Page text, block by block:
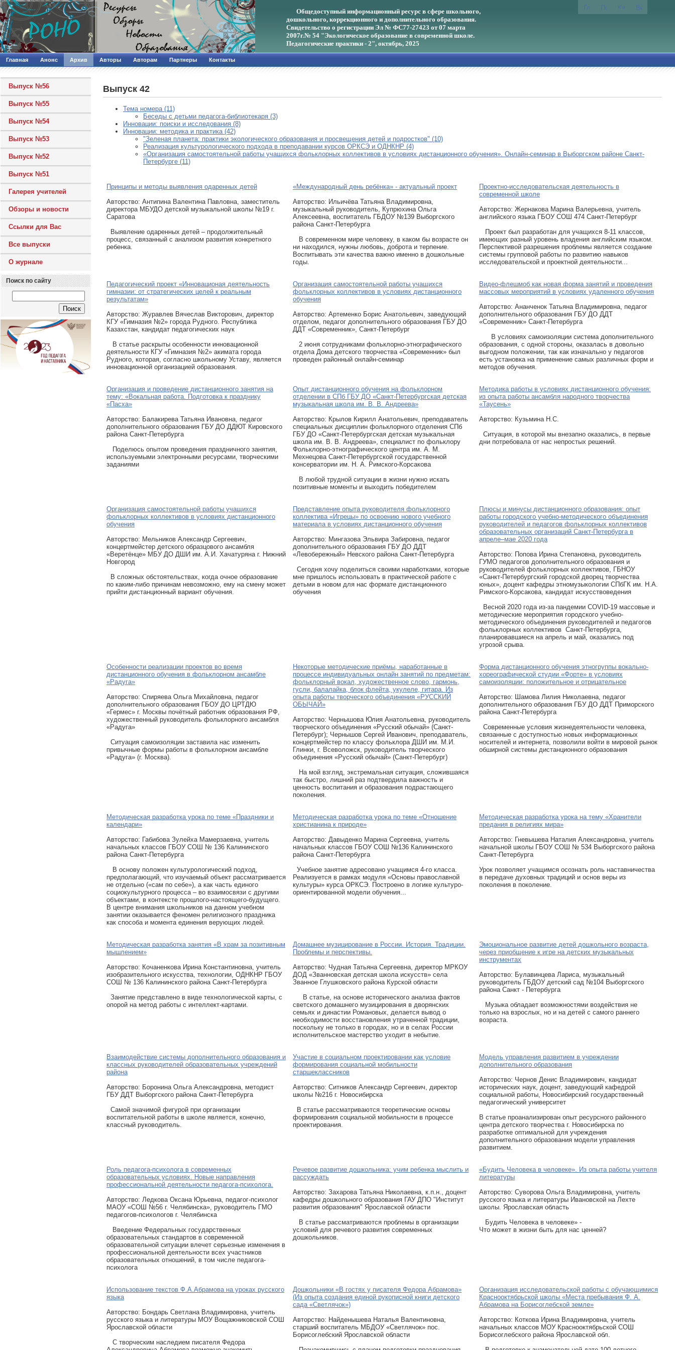
Общедоступный информационный ресурс в сфере школьного,
дошкольного, коррекционного и дополнительного образования.
Свидетельство о регистрации Эл № ФС77-27423 от 07 марта
2007г.№ 54 "Экологическое образование в современной школе.
Педагогические практики - 2", октябрь, 2025
Главная Анонс Архив Авторы Авторам Партнеры Контакты
Выпуск №56
Выпуск №55
Выпуск №54
Выпуск №53
Выпуск №52
Выпуск №51
Галерея учителей
Обзоры и новости
Ссылки для Вас
Все выпуски
О журнале
Поиск по сайту
Выпуск 42
Тема номера (11)
Беседы с детьми педагога-библиотекаря (3)
Инновации: поиски и исследования (8)
Инновации: методика и практика (42)
"Зеленая планета: практики экологического образования и просвещения детей и подростков" (10)
Реализация культурологического подхода в преподавании курсов ОРКСЭ и ОДНКНР (4)
«Организация самостоятельной работы учащихся фольклорных коллективов в условиях дистанционного обучения». Онлайн-семинар в Выборгском районе Санкт-
Петербурге (11)
Принципы и методы выявления одаренных детей
Авторcтво: Антипина Валентина Павловна, заместитель
директора МБУДО детской музыкальной школы №19 г.
Саратова
Выявление одаренных детей – продолжительный
процесс, связанный с анализом развития конкретного
ребенка.
«Международный день ребёнка» - актуальный проект
Авторcтво: Ильичёва Татьяна Владимировна,
музыкальный руководитель, Купрюхина Ольга
Алексеевна, воспитатель ГБДОУ №139 Выборгского
района Санкт-Петербурга
В современном мире человеку, в каком бы возрасте он
ни находился, нужны любовь, доброта и терпение.
Воспитывать эти качества важно именно в дошкольные
годы.
Проектно-исследовательская деятельность в
современной школе
Авторcтво: Жернакова Марина Валерьевна, учитель
английского языка ГБОУ СОШ 474 Санкт-Петербург
Проект был разработан для учащихся 8-11 классов,
имеющих разный уровень владения английским языком.
Перспективой разрешения проблемы является создание
системы групповой работы по развитию навыков
исследовательской и проектной деятельности...
Педагогический проект «Инновационая деятельность
гимназии: от стратегических целей к реальным
результатам»
Авторcтво: Журавлев Вячеслав Викторович, директор
КГУ «Гимназия №2» города Рудного. Республика
Казахстан, кандидат педагогических наук
В статье раскрыты особенности инновационной
деятельности КГУ «Гимназия №2» акимата города
Рудного, которая, согласно школьному Уставу, является
инновационной организацией образования.
Организация самостоятельной работы учащихся
фольклорных коллективов в условиях дистанционного
обучения
Авторcтво: Артеменко Борис Анатольевич, заведующий
отделом, педагог дополнительного образования ГБУ ДО
ДДТ «Современник», Санкт-Петербург
2 июня сотрудниками фольклорно-этнографического
отдела Дома детского творчества «Современник» был
проведен районный онлайн-семинар
Видео-флешмоб как новая форма занятий и проведения
массовых мероприятий в условиях удаленного обучения
Авторcтво: Ананченок Татьяна Владимировна, педагог
дополнительного образования ГБУ ДО ДДТ
«Современник» Санкт-Петербурга
В условиях самоизоляции система дополнительного
образования, с одной стороны, оказалась в довольно
выгодном положении, так как изначально у педагогов
есть установка на применение самых различных форм и
методов обучения.
Организация и проведение дистанционного занятия на
тему: «Вокальная работа. Подготовка к празднику
«Пасха»
Авторcтво: Балакирева Татьяна Ивановна, педагог
дополнительного образования ГБУ ДО ДДЮТ Кировского
района Санкт-Петербурга
Поделюсь опытом проведения праздничного занятия,
используемыми электронными ресурсами, творческими
заданиями
Опыт дистанционного обучения на фольклорном
отделении в СПб ГБУ ДО «Санкт-Петербургская детская
музыкальная школа им. В. В. Андреева»
Авторcтво: Крылов Кирилл Анатольевич, преподаватель
специальных дисциплин фольклорного отделения СПб
ГБУ ДО «Санкт-Петербургская детская музыкальная
школа им. В. В. Андреева», специалист по фольклору
Фольклорно-этнографического центра им. А. М.
Мехнецова Санкт-Петербургской государственной
консерватории им. Н. А. Римского-Корсакова
В любой трудной ситуации в жизни нужно искать
позитивные моменты и выходить победителем
Методика работы в условиях дистанционного обучения:
из опыта работы ансамбля народного творчества
«Таусень»
Авторcтво: Кузьмина Н.С.
Ситуация, в которой мы внезапно оказались, в первые
дни потребовала от нас непростых решений.
Организация самостоятельной работы учащихся
фольклорных коллективов в условиях дистанционного
обучения
Авторcтво: Мельников Александр Сергеевич,
концертмейстер детского образцового ансамбля
«Веретёнце» МБУ ДО ДШИ им. А.И. Хачатуряна г. Нижний
Новгород
В сложных обстоятельствах, когда очное образование
по каким-либо причинам невозможно, ему на смену может
прийти дистанционный вариант обучения.
Представление опыта руководителя фольклорного
коллектива «Игрецы» по освоению нового учебного
материала в условиях дистанционного обучения
Авторcтво: Мингазова Эльвира Забировна, педагог
дополнительного образования ГБУ ДО ДДТ
«Левобережный» Невского района Санкт-Петербурга
Сегодня хочу поделиться своими наработками, которые
мне пришлось использовать в практической работе с
детьми в новом для нас формате дистанционного
обучения
Плюсы и минусы дистанционного образования: опыт
работы городского учебно-методического объединения
руководителей и педагогов фольклорных коллективов
образовательных организаций Санкт-Петербурга в
апреле–мае 2020 года
Авторcтво: Попова Ирина Степановна, руководитель
ГУМО педагогов дополнительного образования и
руководителей фольклорных коллективов, ГБНОУ
«Санкт-Петербургский городской дворец творчества
юных», доцент кафедры этномузыкологии СПбГК им. Н.А.
Римского-Корсакова, кандидат искусствоведения
Весной 2020 года из-за пандемии COVID-19 массовые и
методические мероприятия городского учебно-
методического объединения руководителей и педагогов
фольклорных коллективов Санкт-Петербурга,
планировавшиеся на апрель и май, оказались под
угрозой срыва.
Особенности реализации проектов во время
дистанционного обучения в фольклорном ансамбле
«Радуга»
Авторcтво: Спиряева Ольга Михайловна, педагог
дополнительного образования ГБОУ ДО ЦРТДЮ
«Гермес» г. Москвы почётный работник образования РФ,
художественный руководитель фольклорного ансамбля
«Радуга»
Ситуация самоизоляции заставила нас изменить
привычные формы работы в фольклорном ансамбле
«Радуга» (г. Москва).
Некоторые методические приёмы, наработанные в
процессе индивидуальных онлайн занятий по предметам:
фольклорный вокал, художественное слово, гармонь,
гусли, балалайка, блок флейта, укулеле, гитара. Из
опыта работы творческого объединения «РУССКИЙ
ОБЫЧАЙ»
Авторcтво: Чернышова Юлия Анатольевна, руководитель
творческого объединения «Русский обычай» (Санкт-
Петербург); Чернышов Сергей Иванович, преподаватель,
концертмейстер по классу фольклора ДШИ им. М.И.
Глинки, г. Всеволожск, руководитель творческого
объединения «Русский обычай» (Санкт-Петербург)
На мой взгляд, экстремальная ситуация, сложившаяся
так быстро, лишний раз подтвердила важность и
ценность воспитания и образования подрастающего
поколения.
Форма дистанционного обучения этногруппы вокально-
хореографической студии «Форте» в условиях
самоизоляции: положительное и отрицательное
Авторcтво: Шамова Лилия Николаевна, педагог
дополнительного образования ГБУ ДО ДДТ Приморского
района Санкт-Петербурга
Современные условия жизнедеятельности человека,
связанные с доступностью новых информационных
носителей и интернета, позволили войти в мировой рынок
обширной системы дистанционного образования
Методическая разработка урока по теме «Праздники и
календари»
Авторcтво: Габибова Зулейха Мамерзаевна, учитель
начальных классов ГБОУ СОШ № 136 Калининского
района Санкт-Петербурга
В основу положен культурологический подход,
предполагающий, что изучаемый объект рассматривается
не отдельно («сам по себе»), а как часть единого
социокультурного процесса – во взаимосвязи с другими
объектами, в контексте прошлого-настоящего-будущего.
В центре внимания школьников на данном учебном
занятии оказывается феномен религиозного праздника
как способа и момента единения верующих людей.
Методическая разработка урока по теме «Отношение
христианина к природе»
Авторcтво: Давыденко Марина Сергеевна, учитель
начальных классов ГБОУ СОШ №136 Калининского
района Санкт-Петербурга
Учебное занятие адресовано учащимся 4-го класса.
Реализуется в рамках модуля «Основы православной
культуры» курса ОРКСЭ. Построено в логике культуро-
ориентированной модели обучения...
Методическая разработка урока на тему «Хранители
предания в религиях мира»
Авторcтво: Гневышева Наталия Александровна, учитель
начальной школы ГБОУ СОШ № 534 Выборгского района
Санкт-Петербурга
Урок позволяет учащимся осознать роль наставничества
в передаче духовных традиций и основ веры из
поколения в поколение.
Методическая разработка занятия «В храм за позитивным
мышлением»
Авторcтво: Кочаненкова Ирина Константиновна, учитель
изобразительного искусства, технологии, ОДНКНР ГБОУ
СОШ № 136 Калининского района Санкт-Петербурга
Занятие представлено в виде технологической карты, с
опорой на метод работы с интеллект-картами.
Домашнее музицирование в России. История. Традиции.
Проблемы и перспективы.
Авторcтво: Чудная Татьяна Сергеевна, директор МРКОУ
ДОД «Званновская детская школа искусств» села
Званное Глушковского района Курской области
В статье, на основе исторического анализа фактов
светского домашнего музицирования в дворянских
семьях и династии Романовых, делается вывод о
необходимости восстановления утраченной традиции,
поскольку не только в городах, но и в селах России
исполнительское мастерство уходит в небытие.
Эмоциональное развитие детей дошкольного возраста,
через приобщение к игре на детских музыкальных
инструментах
Авторcтво: Булавинцева Лариса, музыкальный
руководитель ГБДОУ детский сад №104 Выборгского
района Санкт - Петербурга
Музыка обладает возможностями воздействия не
только на взрослых, но и на детей с самого раннего
возраста.
Взаимодействие системы дополнительного образования и
классных руководителей образовательных учреждений
района
Авторcтво: Боронина Ольга Александровна, методист
ГБУ ДДТ Выборгского района Санкт-Петербурга
Самой значимой фигурой при организации
воспитательной работы в школе является, конечно,
классный руководитель.
Участие в социальном проектировании как условие
формирования социальной мобильности
старшеклассников
Авторcтво: Ситников Александр Сергеевич, директор
школы №216 г. Новосибирска
В статье рассматриваются теоретические основы
формирования социальной мобильности в процессе
проектирования.
Модель управления развитием в учреждении
дополнительного образования
Авторcтво: Чернов Денис Владимирович, кандидат
исторических наук, доцент, заведующий кафедрой
социальной работы, Новосибирский государственный
педагогический университет
В статье проанализирован опыт ресурсного районного
центра детского творчества г. Новосибирска по
разработке оптимальной для учреждения
дополнительного образования модели управления
развитием.
Роль педагога-психолога в современных
образовательных условиях. Новые направления
профессиональной деятельности педагога-психолога.
Авторcтво: Ледкова Оксана Юрьевна, педагог-психолог
МАОУ «СОШ №56 г. Челябинска», руководитель ГМО
педагогов-психологов г. Челябинска
Введение Федеральных государственных
образовательных стандартов в современной
образовательной ситуации влечет серьезные изменения в
профессиональной деятельности всех участников
образовательных отношений, в том числе педагога-
психолога
Речевое развитие дошкольника: учим ребенка мыслить и
рассуждать
Авторcтво: Захарова Татьяна Николаевна, к.п.н., доцент
кафедры дошкольного образования ГАУ ДПО "Институт
развития образования" Ярославской области
В статье рассматриваются проблемы в организации
условий для речевого развития современных
дошкольников.
«Будить Человека в человеке». Из опыта работы учителя
литературы
Авторcтво: Суворова Ольга Владимировна, учитель
русского языка и литературы Ивановской на Лехте
школы. Ярославская область
Будить Человека в человеке» -
Что может в жизни быть для нас ценней?
Использование текстов Ф.А.Абрамова на уроках русского
языка
Авторcтво: Бондарь Светлана Владимировна, учитель
русского языка и литературы МОУ Вощажниковской СОШ
Ярославской области
С творческим наследием писателя Федора
Дошкольники «В гостях у писателя Федора Абрамова»
(Из опыта создания единой рукописной книги детского
сада «Светлячок»)
Авторcтво: Найденышева Наталья Валентиновна,
старший воспитатель МБДОУ «Светлячок» пос.
Борисоглебский Ярославской области
Организация исследовательской работы с обучающимися
Краснооктябрьской школы «Места пребывания Ф. А.
Абрамова на Борисоглебской земле»
Авторcтво: Коткова Ирина Владимировна, учитель
начальных классов МОУ Краснооктябрьской СОШ
Борисоглебского района Ярославской обл.